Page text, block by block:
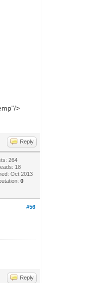
>
Reply
264
18
Oct 2013
0
#56
Reply